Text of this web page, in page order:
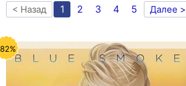
< Назад 1 2 3 4 5 Далее >